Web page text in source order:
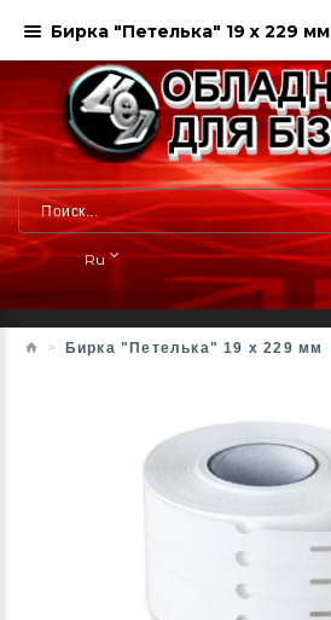
Ru
Бирка "Петелька" 19 х 229 мм
Бирка "Петелька" 19 х 229 мм